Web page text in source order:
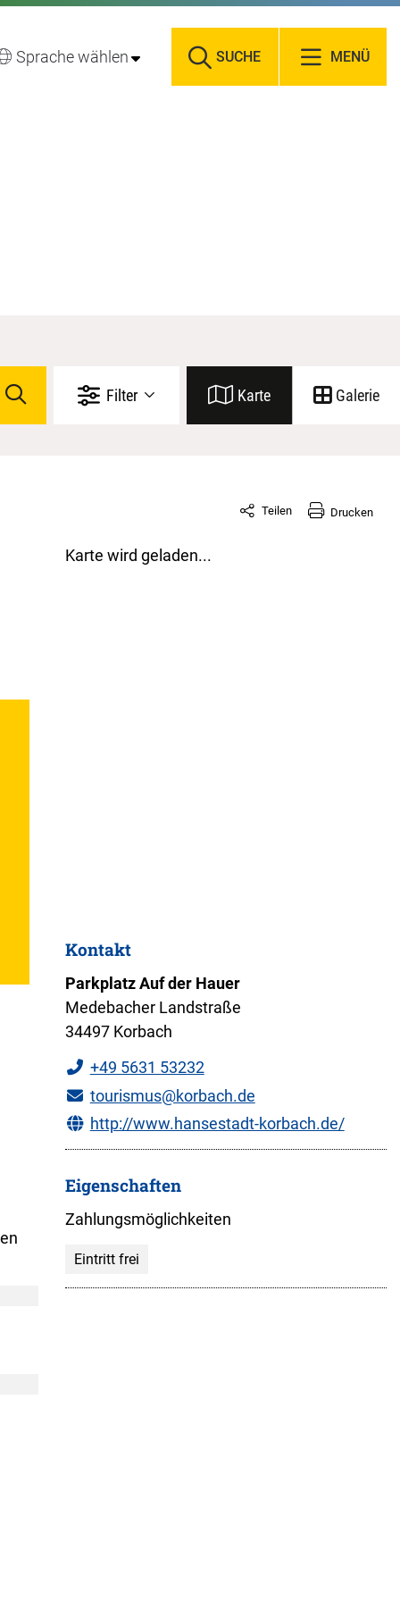
Sprache wählen SUCHE MENÜ
Filter Karte Galerie
Teilen Drucken
Karte wird geladen...
Kontakt
Parkplatz Auf der Hauer
Medebacher Landstraße
34497 Korbach
+49 5631 53232
tourismus@korbach.de
http://www.hansestadt-korbach.de/
Eigenschaften
Zahlungsmöglichkeiten
Eintritt frei